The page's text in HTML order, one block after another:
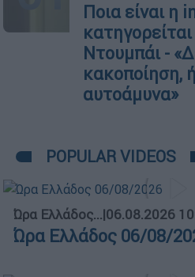
Ποια είναι η
Ντουμπάι -
κακοποίηση,
αυτοάμυνα»
POPULAR VIDEOS
Ώρα Ελλάδος...|06.08.2026
Ώρα Ελλάδος 06/08/